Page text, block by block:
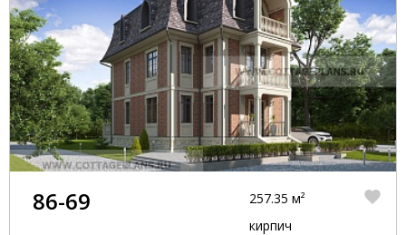
86-69
257.35 м²
кирпич